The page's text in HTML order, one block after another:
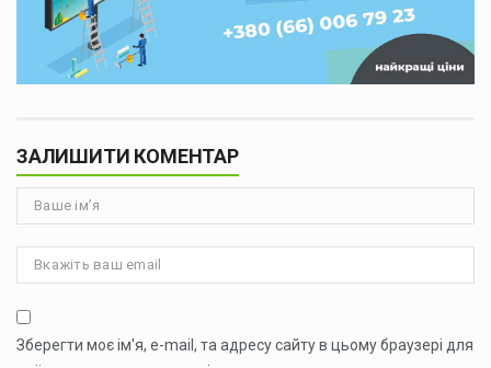
ЗАЛИШИТИ КОМЕНТАР
Зберегти моє ім'я, e-mail, та адресу сайту в цьому браузері для